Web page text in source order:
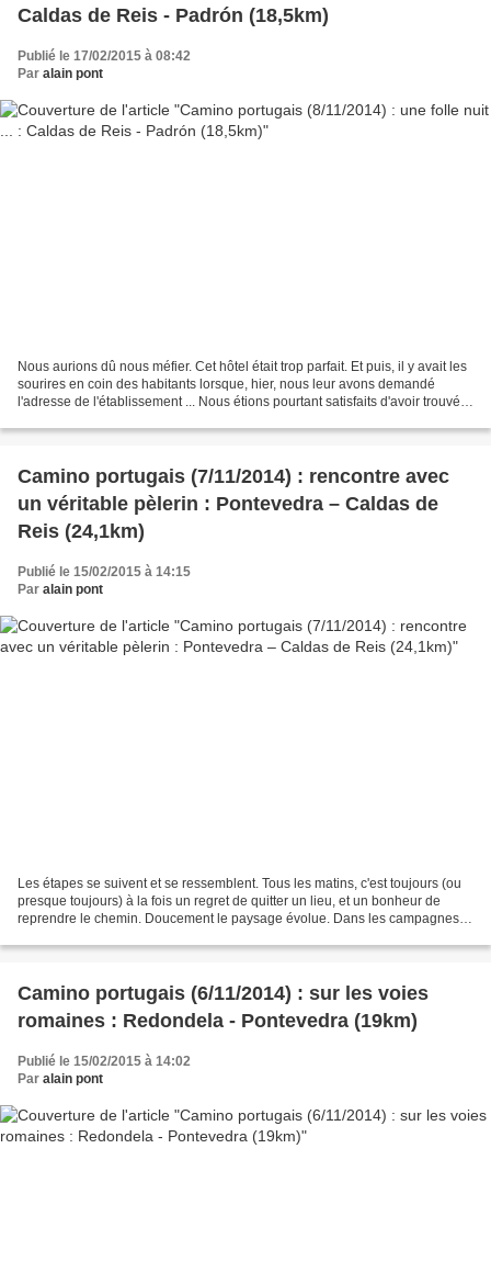
Caldas de Reis - Padrón (18,5km)
Publié le 17/02/2015 à 08:42
Par alain pont
Nous aurions dû nous méfier. Cet hôtel était trop parfait. Et puis, il y avait les
sourires en coin des habitants lorsque, hier, nous leur avons demandé
l'adresse de l'établissement ... Nous étions pourtant satisfaits d'avoir trouvé
Camino portugais (7/11/2014) : rencontre avec
un véritable pèlerin : Pontevedra – Caldas de
Reis (24,1km)
Publié le 15/02/2015 à 14:15
Par alain pont
Les étapes se suivent et se ressemblent. Tous les matins, c'est toujours (ou
presque toujours) à la fois un regret de quitter un lieu, et un bonheur de
reprendre le chemin. Doucement le paysage évolue. Dans les campagnes
Camino portugais (6/11/2014) : sur les voies
romaines : Redondela - Pontevedra (19km)
Publié le 15/02/2015 à 14:02
Par alain pont